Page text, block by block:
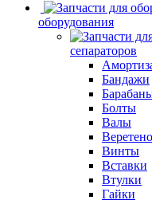
оборудования
сепараторов
Бандажи
Болты
Валы
Веретено
Винты
Вставки
Втулки
Гайки